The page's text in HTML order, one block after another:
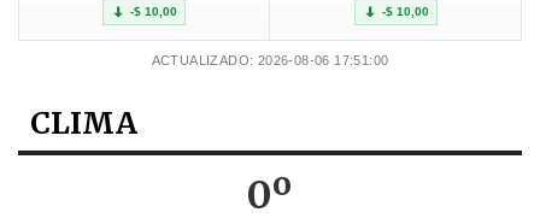
-$ 10,00 -$ 10,00
ACTUALIZADO: 2026-08-06 17:51:00
CLIMA
0º